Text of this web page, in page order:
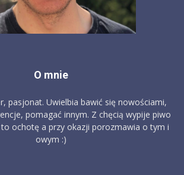
O mnie
pasjonat. Uwielbia bawić się nowościami,
pomagać innym. Z chęcią wypije piwo
ochotę a przy okazji porozmawia o tym i
owym :)